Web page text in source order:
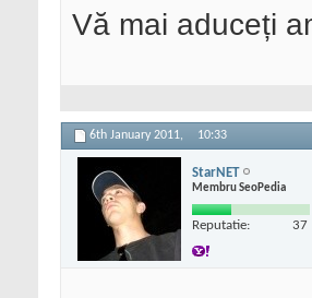
Vă mai aduceți
6th January 2011, 10:33
StarNET
Membru SeoPedia
Reputatie: 37